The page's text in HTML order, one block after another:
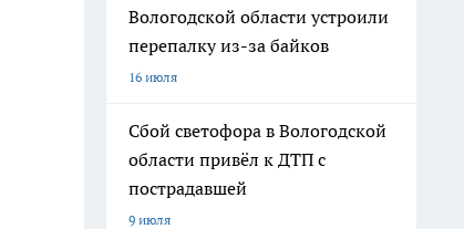
Вологодской области устроили
перепалку из-за байков
16 июля
Сбой светофора в Вологодской
области привёл к ДТП с
пострадавшей
9 июля